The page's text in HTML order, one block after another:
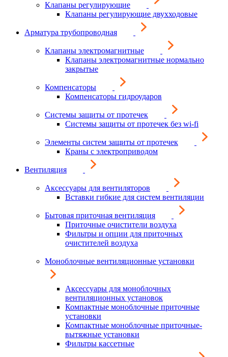
Клапаны регулирующие
Клапаны регулирующие двухходовые
Арматура трубопроводная
Клапаны электромагнитные
Клапаны электромагнитные нормально
закрытые
Компенсаторы
Компенсаторы гидроударов
Системы защиты от протечек
Системы защиты от протечек без wi-fi
Элементы систем защиты от протечек
Краны с электроприводом
Вентиляция
Аксессуары для вентиляторов
Вставки гибкие для систем вентиляции
Бытовая приточная вентиляция
Приточные очистители воздуха
Фильтры и опции для приточных
очистителей воздуха
Моноблочные вентиляционные установки
Аксессуары для моноблочных
вентиляционных установок
Компактные моноблочные приточные
установки
Компактные моноблочные приточные-
вытяжные установки
Фильтры кассетные